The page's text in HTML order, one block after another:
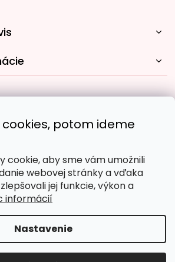
potom ideme
cookie, aby sme vám umožnili
webovej stránky a vďaka
jej funkcie, výkon a
informácií
Nastavenie
spôsoby platby:
Malujpodlacisel.sk. Všetky práva
Upraviť nastavenie cookies